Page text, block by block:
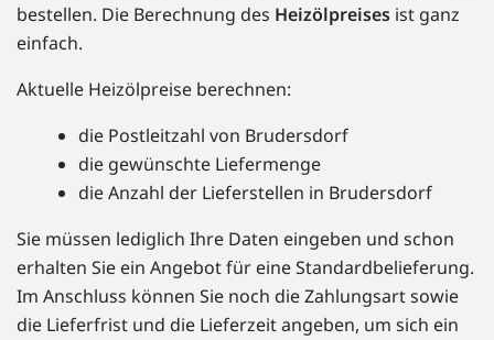
bestellen. Die Berechnung des Heizölpreises ist ganz
einfach.
Aktuelle Heizölpreise berechnen:
die Postleitzahl von Brudersdorf
die gewünschte Liefermenge
die Anzahl der Lieferstellen in Brudersdorf
Sie müssen lediglich Ihre Daten eingeben und schon
erhalten Sie ein Angebot für eine Standardbelieferung.
Im Anschluss können Sie noch die Zahlungsart sowie
die Lieferfrist und die Lieferzeit angeben, um sich ein